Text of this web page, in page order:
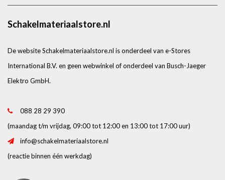
Schakelmateriaalstore.nl
De website Schakelmateriaalstore.nl is onderdeel van e-Stores
International B.V. en geen webwinkel of onderdeel van Busch-Jaeger
Elektro GmbH.
088 28 29 390
(maandag t/m vrijdag, 09:00 tot 12:00 en 13:00 tot 17:00 uur)
info@schakelmateriaalstore.nl
(reactie binnen één werkdag)